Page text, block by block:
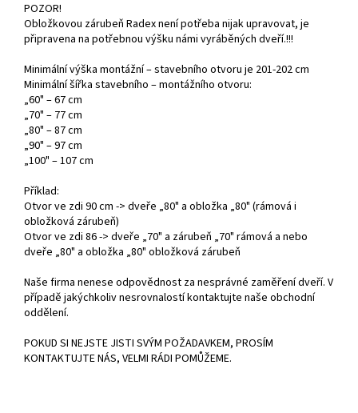
POZOR!
Obložkovou zárubeň Radex není potřeba nijak upravovat, je
připravena na potřebnou výšku námi vyráběných dveří.!!!
Minimální výška montážní – stavebního otvoru je 201-202 cm
Minimální šířka stavebního – montážního otvoru:
„60" – 67 cm
„70" – 77 cm
„80" – 87 cm
„90" – 97 cm
„100" – 107 cm
Příklad:
Otvor ve zdi 90 cm -> dveře „80" a obložka „80" (rámová i
obložková zárubeň)
Otvor ve zdi 86 -> dveře „70" a zárubeň „70" rámová a nebo
dveře „80" a obložka „80" obložková zárubeň
Naše firma nenese odpovědnost za nesprávné zaměření dveří. V
případě jakýchkoliv nesrovnalostí kontaktujte naše obchodní
oddělení.
POKUD SI NEJSTE JISTI SVÝM POŽADAVKEM, PROSÍM
KONTAKTUJTE NÁS, VELMI RÁDI POMŮŽEME.